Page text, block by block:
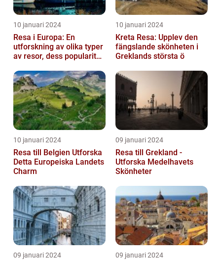
10 januari 2024
Resa i Europa: En
utforskning av olika typer
av resor, dess popularitet
10 januari 2024
Kreta Resa: Upplev den
fängslande skönheten i
Greklands största ö
10 januari 2024
Resa till Belgien Utforska
Detta Europeiska Landets
Charm
09 januari 2024
Resa till Grekland -
Utforska Medelhavets
Skönheter
09 januari 2024 09 januari 2024